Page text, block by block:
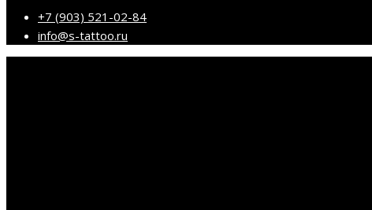
+7 (903) 521-02-84
info@s-tattoo.ru